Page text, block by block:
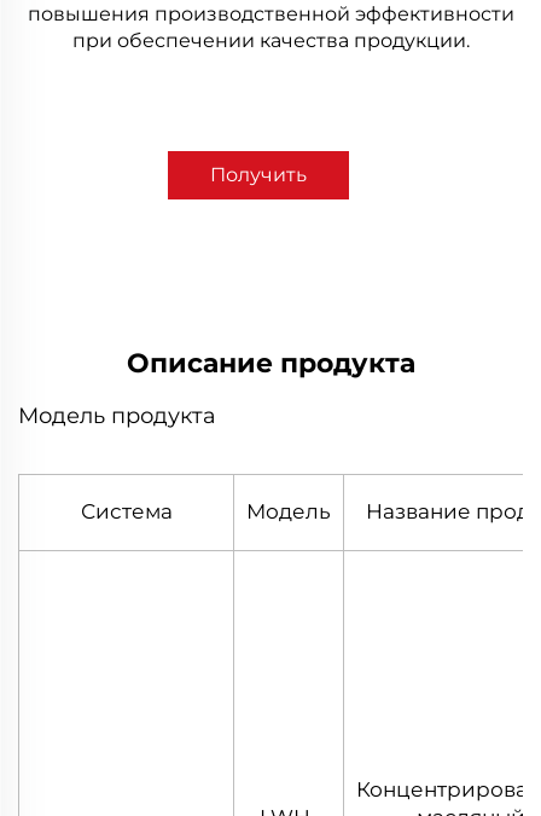
повышения производственной эффективности
при обеспечении качества продукции.
Получить
Описание продукта
Модель продукта
Система Модель Название